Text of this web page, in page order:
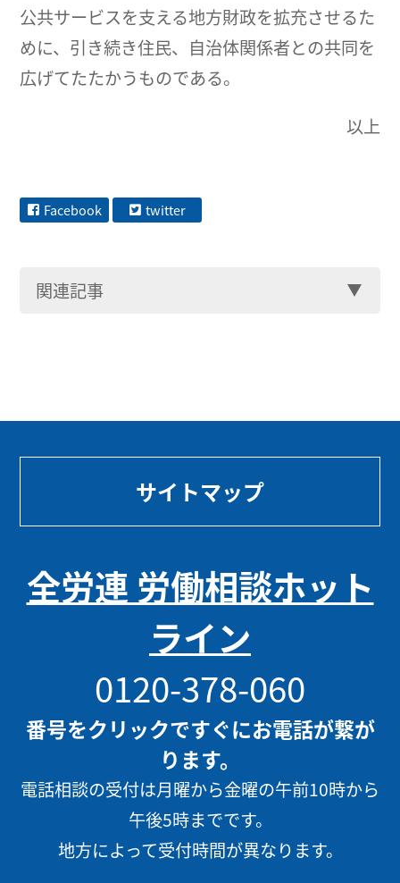
公共サービスを支える地方財政を拡充させるた
めに、引き続き住民、自治体関係者との共同を
広げてたたかうものである。
以上
Facebook twitter
関連記事
サイトマップ
全労連 労働相談ホット
ライン
0120-378-060
番号をクリックですぐにお電話が繋が
ります。
電話相談の受付は月曜から金曜の午前10時から
午後5時までです。
地方によって受付時間が異なります。